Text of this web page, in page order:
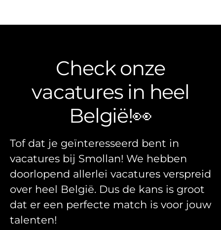
Check onze
vacatures in heel
België!👀
Tof dat je geïnteresseerd bent in
vacatures bij Smollan! We hebben
doorlopend allerlei vacatures verspreid
over heel België. Dus de kans is groot
dat er een perfecte match is voor jouw
talenten!